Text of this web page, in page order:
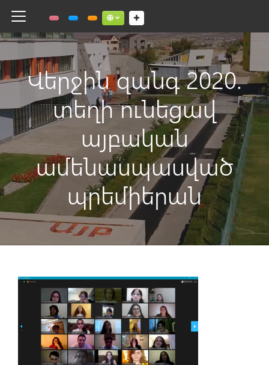
Toggle navigation Social links dropdown button
Վերջին զանգ 2020.
տեղի ունեցավ
այբական
ամենասպասված
պրեմիերան